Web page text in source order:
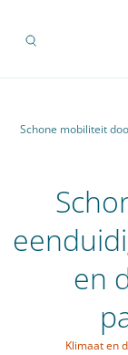
Schone mobiliteit
en
Klimaat en